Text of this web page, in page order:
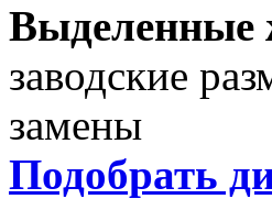
заводские
замены
Подобрать